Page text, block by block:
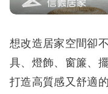
想改造居家空間卻
具、燈飾、窗簾、
打造高質感又舒適